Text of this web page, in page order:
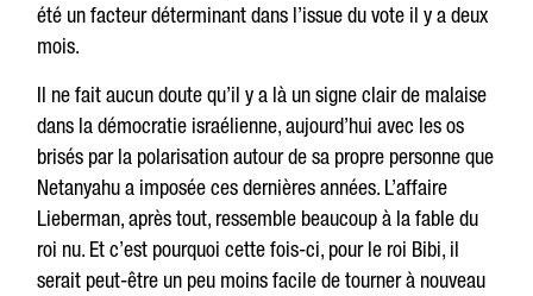
été un facteur déterminant dans l’issue du vote il y a deux
mois.
Il ne fait aucun doute qu’il y a là un signe clair de malaise
dans la démocratie israélienne, aujourd’hui avec les os
brisés par la polarisation autour de sa propre personne que
Netanyahu a imposée ces dernières années. L’affaire
Lieberman, après tout, ressemble beaucoup à la fable du
roi nu. Et c’est pourquoi cette fois-ci, pour le roi Bibi, il
serait peut-être un peu moins facile de tourner à nouveau